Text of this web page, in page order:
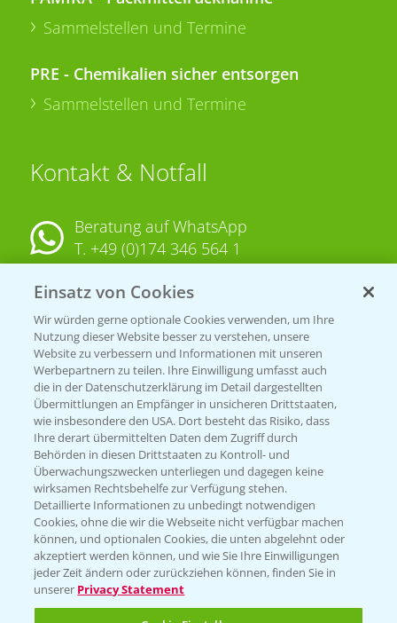
Sammelstellen und Termine
PRE - Chemikalien sicher entsorgen
Sammelstellen und Termine
Kontakt & Notfall
Beratung auf WhatsApp
T. +49 (0)174 346 564 1
KONTAKT
Hilfe in Notfällen
T.+49 (0)214/30-20220
Folgen Sie uns
Einsatz von Cookies
Wir würden gerne optionale Cookies verwenden, um Ihre
Nutzung dieser Website besser zu verstehen, unsere
Website zu verbessern und Informationen mit unseren
Werbepartnern zu teilen. Ihre Einwilligung umfasst auch
die in der Datenschutzerklärung im Detail dargestellten
Übermittlungen an Empfänger in unsicheren Drittstaaten,
wie insbesondere den USA. Dort besteht das Risiko, dass
Ihre derart übermittelten Daten dem Zugriff durch
Behörden in diesen Drittstaaten zu Kontroll- und
Überwachungszwecken unterliegen und dagegen keine
wirksamen Rechtsbehelfe zur Verfügung stehen.
Detaillierte Informationen zu unbedingt notwendigen
Cookies, ohne die wir die Webseite nicht verfügbar machen
können, und optionalen Cookies, die unten abgelehnt oder
akzeptiert werden können, und wie Sie Ihre Einwilligungen
jeder Zeit ändern oder zurückziehen können, finden Sie in
unserer Privacy Statement